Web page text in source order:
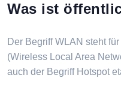
Was ist
Der Begriff WLAN steht
(Wireless Local Area
auch der Begriff Hotspot